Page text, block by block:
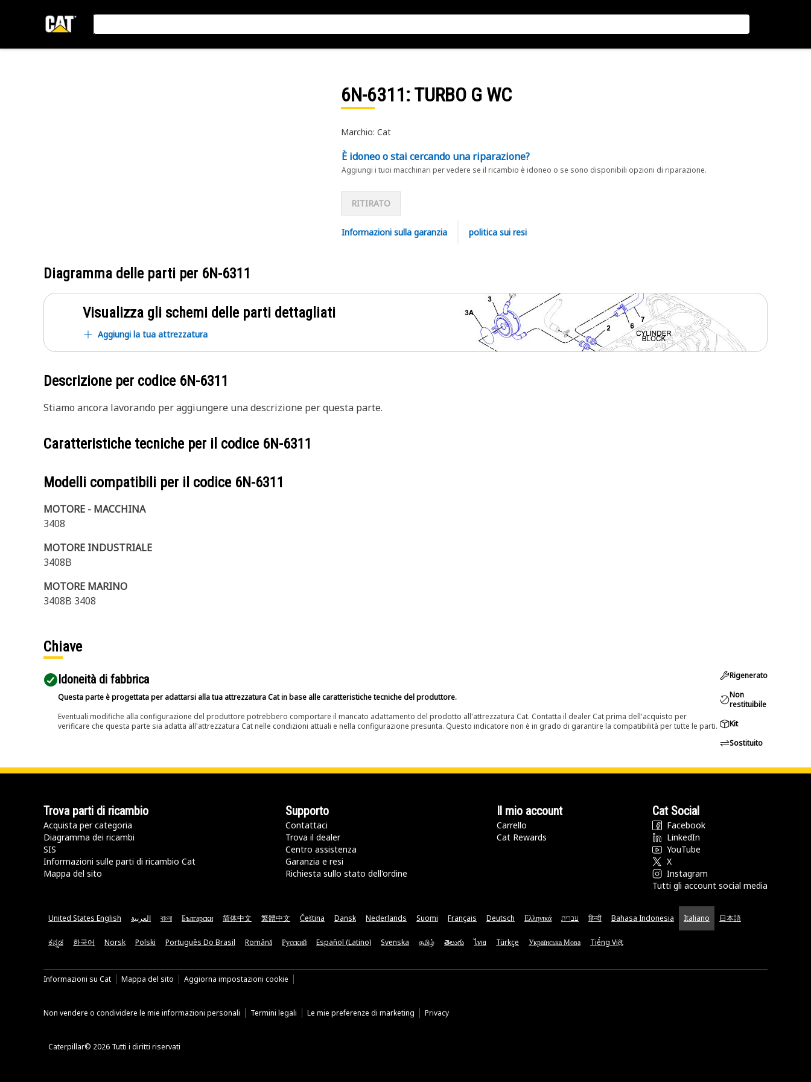
6N-6311: TURBO G WC
Marchio: Cat
È idoneo o stai cercando una riparazione?
Aggiungi i tuoi macchinari per vedere se il ricambio è idoneo o se sono disponibili opzioni di riparazione.
RITIRATO
Informazioni sulla garanzia politica sui resi
Diagramma delle parti per 6N-6311
Visualizza gli schemi delle parti dettagliati
Aggiungi la tua attrezzatura
Descrizione per codice 6N-6311
Stiamo ancora lavorando per aggiungere una descrizione per questa parte.
Caratteristiche tecniche per il codice 6N-6311
Modelli compatibili per il codice 6N-6311
MOTORE - MACCHINA
3408
MOTORE INDUSTRIALE
3408B
MOTORE MARINO
3408B 3408
Chiave
Idoneità di fabbrica
Questa parte è progettata per adattarsi alla tua attrezzatura Cat in base alle caratteristiche tecniche del produttore.
Eventuali modifiche alla configurazione del produttore potrebbero comportare il mancato adattamento del prodotto all'attrezzatura Cat. Contatta il dealer Cat prima dell'acquisto per
verificare che questa parte sia adatta all'attrezzatura Cat nelle condizioni attuali e nella configurazione presunta. Questo indicatore non è in grado di garantire la compatibilità per tutte le parti.
Rigenerato
Non
restituibile
Kit
Sostituito
Trova parti di ricambio
Acquista per categoria
Diagramma dei ricambi
SIS
Informazioni sulle parti di ricambio Cat
Mappa del sito
Supporto
Contattaci
Trova il dealer
Centro assistenza
Garanzia e resi
Richiesta sullo stato dell'ordine
Il mio account
Carrello
Cat Rewards
Cat Social
Facebook
LinkedIn
YouTube
X
Instagram
Tutti gli account social media
United States English العربية বাংলা Български 简体中文 繁體中文 Čeština Dansk Nederlands Suomi Français Deutsch Ελληνικά עברית हिन्दी Bahasa Indonesia Italiano 日本語
ಕನ್ನಡ 한국어 Norsk Polski Português Do Brasil Română Русский Español (Latino) Svenska தமிழ் తెలుగు ไทย Türkçe Українська Мова Tiếng Việt
Informazioni su Cat Mappa del sito Aggiorna impostazioni cookie
Non vendere o condividere le mie informazioni personali Termini legali Le mie preferenze di marketing Privacy
Caterpillar© 2026 Tutti i diritti riservati